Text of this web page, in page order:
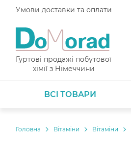
Умови доставки та оплати
Гуртові продажі побутової
хімії з Німеччини
ВСІ ТОВАРИ
Головнa Вітаміни Вітаміни